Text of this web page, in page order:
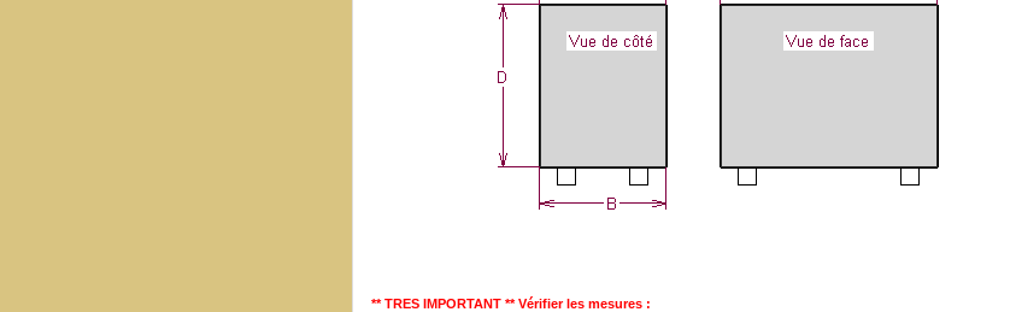
** TRES IMPORTANT ** Vérifier les mesures :